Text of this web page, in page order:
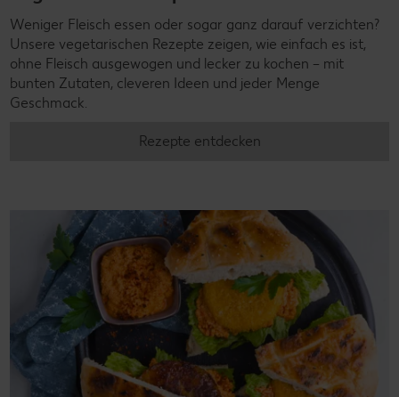
Weniger Fleisch essen oder sogar ganz darauf verzichten?
Unsere vegetarischen Rezepte zeigen, wie einfach es ist,
ohne Fleisch ausgewogen und lecker zu kochen – mit
bunten Zutaten, cleveren Ideen und jeder Menge
Geschmack.
Rezepte entdecken